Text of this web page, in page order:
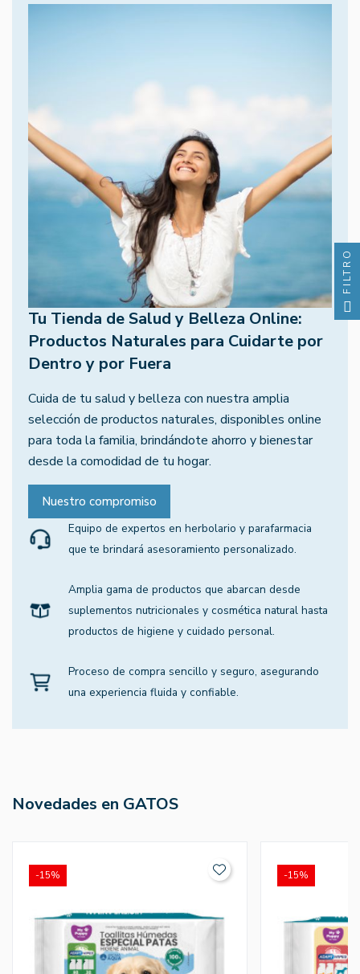
Tu Tienda de Salud y Belleza Online:
Productos Naturales para Cuidarte por
Dentro y por Fuera
Cuida de tu salud y belleza con nuestra amplia
selección de productos naturales, disponibles online
para toda la familia, brindándote ahorro y bienestar
desde la comodidad de tu hogar.
Nuestro compromiso
Equipo de expertos en herbolario y parafarmacia
que te brindará asesoramiento personalizado.
Amplia gama de productos que abarcan desde
suplementos nutricionales y cosmética natural hasta
productos de higiene y cuidado personal.
Proceso de compra sencillo y seguro, asegurando
una experiencia fluida y confiable.
Novedades en GATOS
-15% -15%
FILTRO